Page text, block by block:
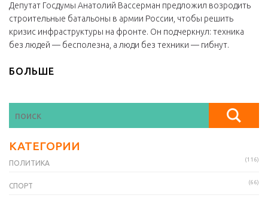
Депутат Госдумы Анатолий Вассерман предложил возродить
строительные батальоны в армии России, чтобы решить
кризис инфраструктуры на фронте. Он подчеркнул: техника
без людей — бесполезна, а люди без техники — гибнут.
БОЛЬШЕ
КАТЕГОРИИ
ПОЛИТИКА (116)
СПОРТ (66)